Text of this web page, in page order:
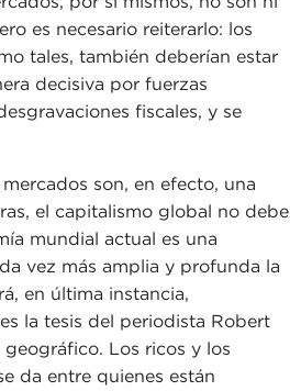
es necesario reiterarlo: los
tales, también deberían estar
decisiva por fuerzas
fiscales, y se
son, en efecto, una
el capitalismo global no debe
mundial actual es una
vez más amplia y profunda la
en última instancia,
la tesis del periodista Robert
Los ricos y los
da entre quienes están